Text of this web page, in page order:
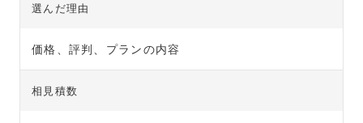
選んだ理由
価格、評判、プランの内容
相見積数